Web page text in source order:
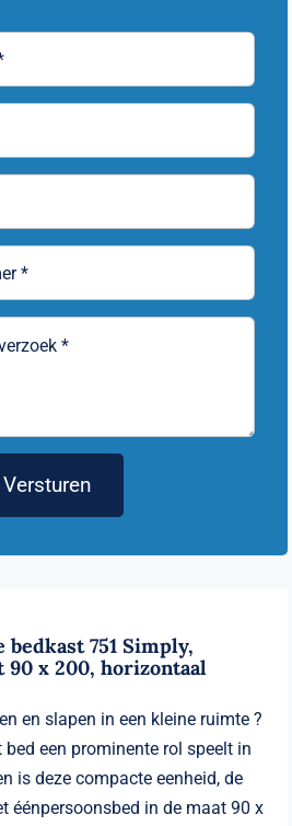
Versturen
751 Simply,
90 x 200, horizontaal
en slapen in een kleine ruimte ?
een prominente rol speelt in
is deze compacte eenheid, de
éénpersoonsbed in de maat 90 x